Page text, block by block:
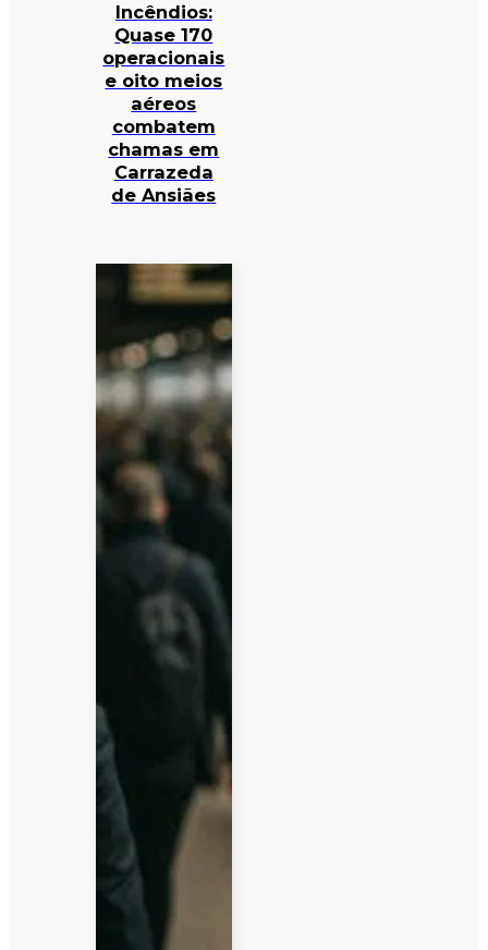
Incêndios:
Quase 170
operacionais
e oito meios
aéreos
combatem
chamas em
Carrazeda
de Ansiães